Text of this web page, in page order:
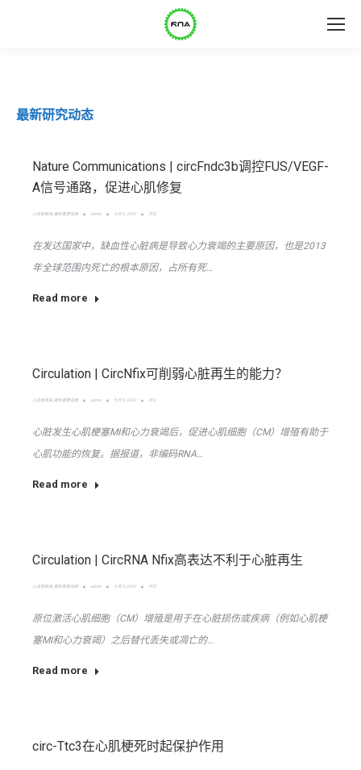
最新研究动态
Nature Communications | circFndc3b调控FUS/VEGF-
A信号通路，促进心肌修复
心血管疾病 最新重要进展 admin 七月 3, 2020 评论
在发达国家中，缺血性心脏病是导致心力衰竭的主要原因，也是2013
年全球范围内死亡的根本原因，占所有死…
Read more
Circulation | CircNfix可削弱心脏再生的能力？
心血管疾病 最新重要进展 admin 七月 3, 2020 评论
心脏发生心肌梗塞MI和心力衰竭后，促进心肌细胞（CM）增殖有助于
心肌功能的恢复。据报道，非编码RNA…
Read more
Circulation | CircRNA Nfix高表达不利于心脏再生
心血管疾病 最新重要进展 admin 七月 3, 2020 评论
原位激活心肌细胞（CM）增殖是用于在心脏损伤或疾病（例如心肌梗
塞MI和心力衰竭）之后替代丢失或凋亡的…
Read more
circ-Ttc3在心肌梗死时起保护作用